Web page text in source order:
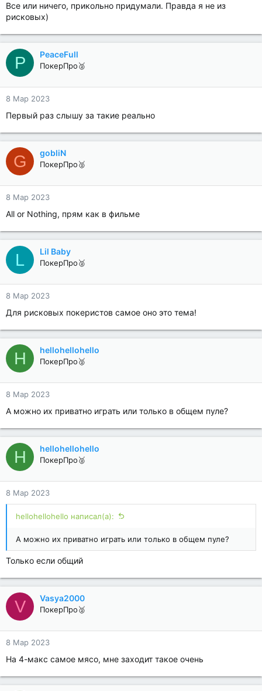
Все или ничего, прикольно придумали. Правда я не из
рисковых)
P PeaceFull
ПокерПро🥈
8 Мар 2023
Первый раз слышу за такие реально
G gobliN
ПокерПро🥈
8 Мар 2023
All or Nothing, прям как в фильме
L Lil Baby
ПокерПро🥈
8 Мар 2023
Для рисковых покеристов самое оно это тема!
H hellohellohello
ПокерПро🥈
8 Мар 2023
А можно их приватно играть или только в общем пуле?
H hellohellohello
ПокерПро🥈
8 Мар 2023
hellohellohello написал(а):
А можно их приватно играть или только в общем пуле?
Только если общий
V Vasya2000
ПокерПро🥈
8 Мар 2023
На 4-макс самое мясо, мне заходит такое очень